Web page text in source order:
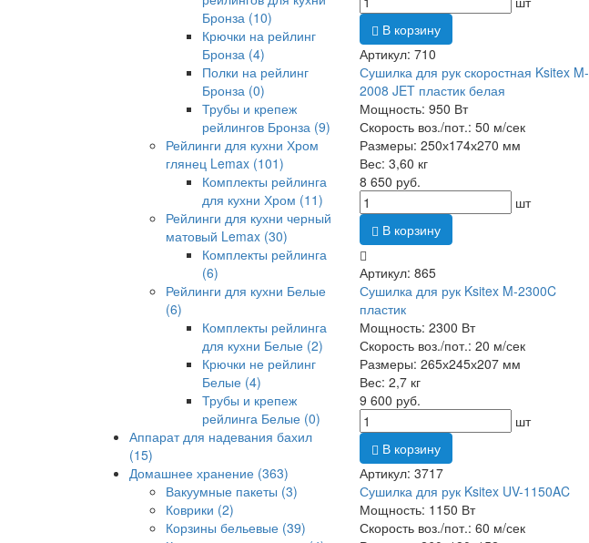
Бронза (10)
Крючки на рейлинг
Бронза (4)
Полки на рейлинг
Бронза (0)
Трубы и крепеж
рейлингов Бронза (9)
Рейлинги для кухни Хром
глянец Lemax (101)
Комплекты рейлинга
для кухни Хром (11)
Рейлинги для кухни черный
матовый Lemax (30)
Комплекты рейлинга
(6)
Рейлинги для кухни Белые
(6)
Комплекты рейлинга
для кухни Белые (2)
Крючки не рейлинг
Белые (4)
Трубы и крепеж
рейлинга Белые (0)
Аппарат для надевания бахил
(15)
Домашнее хранение (363)
Вакуумные пакеты (3)
Коврики (2)
Корзины бельевые (39)
В корзину
Артикул: 710
Сушилка для рук скоростная Ksitex M-
2008 JET пластик белая
Мощность: 950 Вт
Скорость воз./пот.: 50 м/сек
Размеры: 250х174х270 мм
Вес: 3,60 кг
8 650 руб.
шт
В корзину
Артикул: 865
Сушилка для рук Ksitex M-2300C
пластик
Мощность: 2300 Вт
Скорость воз./пот.: 20 м/сек
Размеры: 265х245х207 мм
Вес: 2,7 кг
9 600 руб.
шт
В корзину
Артикул: 3717
Сушилка для рук Ksitex UV-1150AC
Мощность: 1150 Вт
Скорость воз./пот.: 60 м/сек